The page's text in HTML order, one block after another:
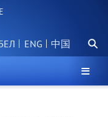
中国